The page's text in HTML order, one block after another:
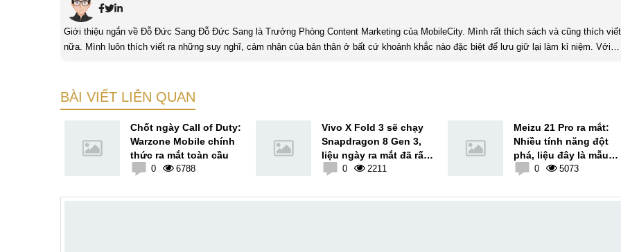
Giới thiệu ngắn về Đỗ Đức Sang Đỗ Đức Sang là Trưởng Phòng Content Marketing của MobileCity. Mình rất thích sách và cũng thích viết
nữa. Mình luôn thích viết ra những suy nghĩ, cảm nhận của bản thân ở bất cứ khoảnh khắc nào đặc biệt để lưu giữ lại làm kỉ niệm. Với
BÀI VIẾT LIÊN QUAN
Chốt ngày Call of Duty:
Warzone Mobile chính
thức ra mắt toàn cầu
0 6788
Vivo X Fold 3 sẽ chạy
Snapdragon 8 Gen 3,
liệu ngày ra mắt đã rất
gần?0 2211
Meizu 21 Pro ra mắt:
Nhiều tính năng đột
phá, liệu đây là mẫu
điện thoại cuối cùng?
0 5073